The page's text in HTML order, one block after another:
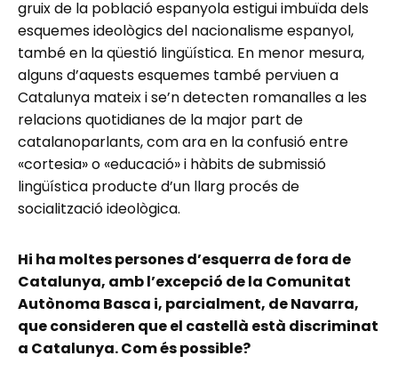
gruix de la població espanyola estigui imbuïda dels
esquemes ideològics del nacionalisme espanyol,
també en la qüestió lingüística. En menor mesura,
alguns d’aquests esquemes també perviuen a
Catalunya mateix i se’n detecten romanalles a les
relacions quotidianes de la major part de
catalanoparlants, com ara en la confusió entre
«cortesia» o «educació» i hàbits de submissió
lingüística producte d’un llarg procés de
socialització ideològica.
Hi ha moltes persones d’esquerra de fora de
Catalunya, amb l’excepció de la Comunitat
Autònoma Basca i, parcialment, de Navarra,
que consideren que el castellà està discriminat
a Catalunya. Com és possible?